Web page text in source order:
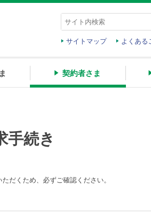
サイトマップ よくある
契約者さま
手続き
だくため、必ずご確認ください。